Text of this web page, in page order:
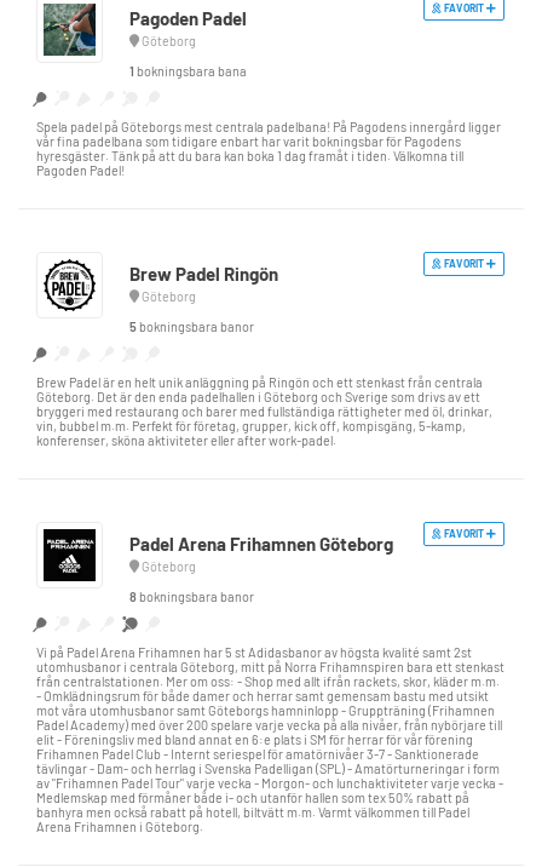
Pagoden Padel
Göteborg
1 bokningsbara bana
FAVORIT
Spela padel på Göteborgs mest centrala padelbana! På Pagodens innergård ligger
vår fina padelbana som tidigare enbart har varit bokningsbar för Pagodens
hyresgäster. Tänk på att du bara kan boka 1 dag framåt i tiden. Välkomna till
Pagoden Padel!
Brew Padel Ringön
Göteborg
5 bokningsbara banor
FAVORIT
Brew Padel är en helt unik anläggning på Ringön och ett stenkast från centrala
Göteborg. Det är den enda padelhallen i Göteborg och Sverige som drivs av ett
bryggeri med restaurang och barer med fullständiga rättigheter med öl, drinkar,
vin, bubbel m.m. Perfekt för företag, grupper, kick off, kompisgäng, 5-kamp,
konferenser, sköna aktiviteter eller after work-padel.
Padel Arena Frihamnen Göteborg
Göteborg
8 bokningsbara banor
FAVORIT
Vi på Padel Arena Frihamnen har 5 st Adidasbanor av högsta kvalité samt 2st
utomhusbanor i centrala Göteborg, mitt på Norra Frihamnspiren bara ett stenkast
från centralstationen. Mer om oss: - Shop med allt ifrån rackets, skor, kläder m.m.
- Omklädningsrum för både damer och herrar samt gemensam bastu med utsikt
mot våra utomhusbanor samt Göteborgs hamninlopp - Gruppträning (Frihamnen
Padel Academy) med över 200 spelare varje vecka på alla nivåer, från nybörjare till
elit - Föreningsliv med bland annat en 6:e plats i SM för herrar för vår förening
Frihamnen Padel Club - Internt seriespel för amatörnivåer 3-7 - Sanktionerade
tävlingar - Dam- och herrlag i Svenska Padelligan (SPL) - Amatörturneringar i form
av "Frihamnen Padel Tour" varje vecka - Morgon- och lunchaktiviteter varje vecka -
Medlemskap med förmåner både i- och utanför hallen som tex 50% rabatt på
banhyra men också rabatt på hotell, biltvätt m.m. Varmt välkommen till Padel
Arena Frihamnen i Göteborg.